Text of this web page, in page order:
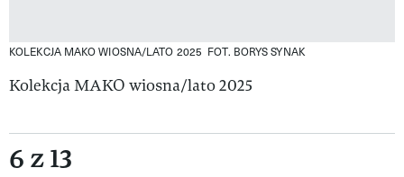
KOLEKCJA MAKO WIOSNA/LATO 2025 FOT. BORYS SYNAK
Kolekcja MAKO wiosna/lato 2025
6 z 13